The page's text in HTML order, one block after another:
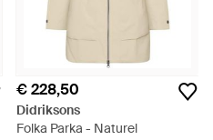
€ 228,50
Didriksons
Folka Parka - Naturel